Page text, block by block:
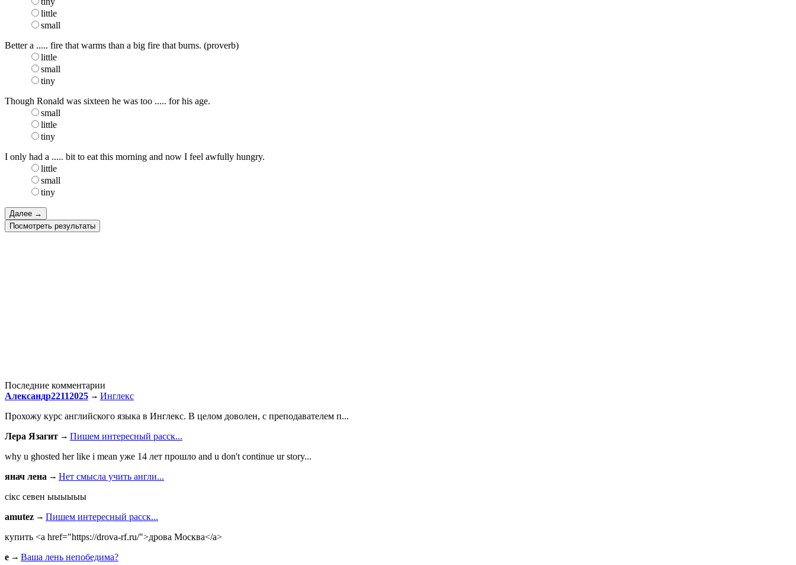
little
small
Better a ..... fire that warms than a big fire that burns. (proverb)
little
small
tiny
Though Ronald was sixteen he was too ..... for his age.
small
little
tiny
I only had a ..... bit to eat this morning and now I feel awfully hungry.
little
small
tiny
Посмотреть результаты
Последние комментарии
Александр22112025
Инглекс
Прохожу курс английского языка в Инглекс. В целом доволен, с преподавателем п...
Лера Язагит
Пишем интересный расск...
why u ghosted her like i mean уже 14 лет прошло and u don't continue ur story...
янач лена
Нет смысла учить англи...
сiкс севен ыыыыыы
amutez
Пишем интересный расск...
купить <a href="https://drova-rf.ru/">дрова Москва</a>
e
Ваша лень непобедима?